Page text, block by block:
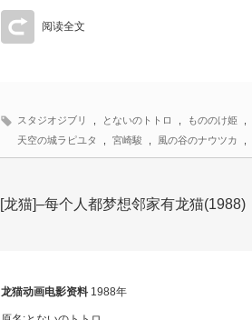
阅读全文
スタジオジブリ とないのトトロ もののけ姫
天空の城ラピユタ
宮崎駿 風の谷のナウツカ
[龙猫]–每个人都梦想邻家有龙猫(1988)
龙猫动画电影资料1988年